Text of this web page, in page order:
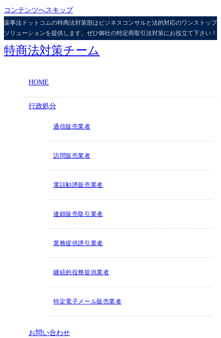
コンテンツへスキップ
薬事法ドットコムの特商法対策部はビジネスコンサルと法的対応のワンストップ
ソリューションを提供します。ぜひ御社の特定商取引法対策にお役立て下さい！
特商法対策チーム
HOME
行政処分
通信販売業者
訪問販売業者
電話勧誘販売業者
連鎖販売取引業者
業務提供誘引業者
継続的役務提供業者
特定電子メール販売業者
お問い合わせ